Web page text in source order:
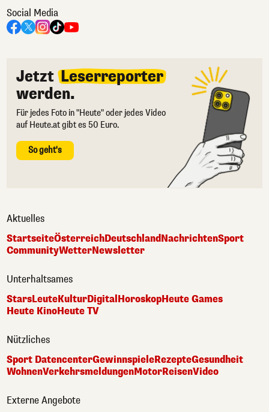
Social Media
Jetzt Leserreporter
werden.
Für jedes Foto in "Heute" oder jedes Video
auf Heute.at gibt es 50 Euro.
So geht's
Aktuelles
StartseiteÖsterreichDeutschlandNachrichtenSport
CommunityWetterNewsletter
Unterhaltsames
StarsLeuteKulturDigitalHoroskopHeute Games
Heute KinoHeute TV
Nützliches
Sport DatencenterGewinnspieleRezepteGesundheit
WohnenVerkehrsmeldungenMotorReisenVideo
Externe Angebote